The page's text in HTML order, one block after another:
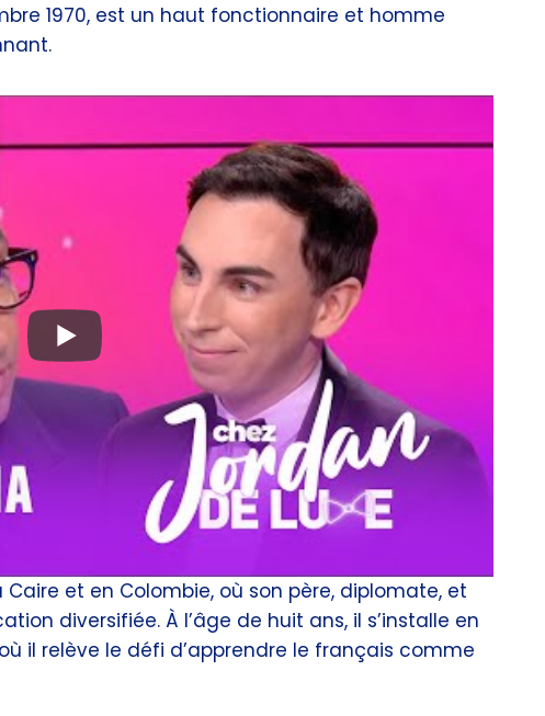
1970, est un haut fonctionnaire et homme
et en Colombie, où son père, diplomate, et
diversifiée. À l’âge de huit ans, il s’installe en
il relève le défi d’apprendre le français comme